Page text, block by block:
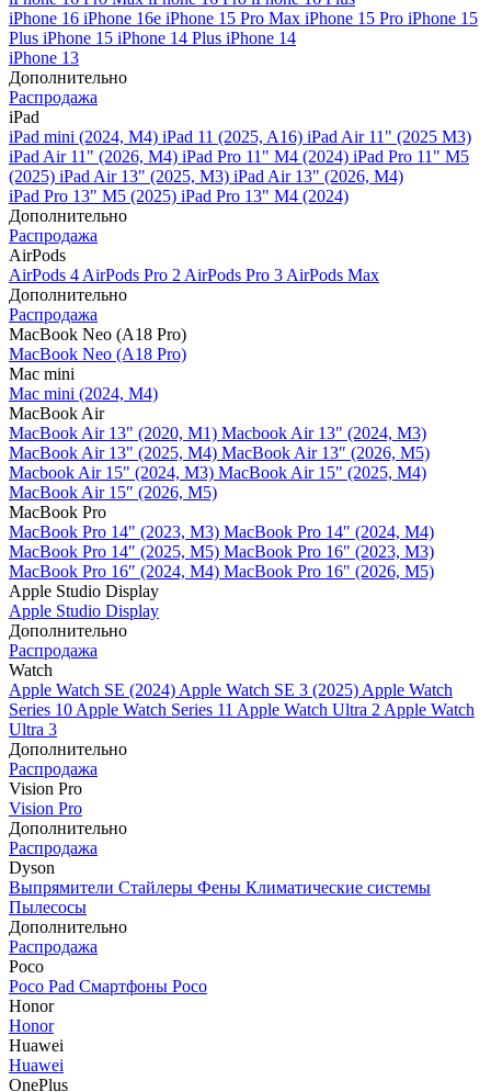
iPhone 16 iPhone 16e iPhone 15 Pro Max iPhone 15 Pro iPhone 15
Plus iPhone 15 iPhone 14 Plus iPhone 14
iPhone 13
Дополнительно
Распродажа
iPad
iPad mini (2024, M4) iPad 11 (2025, A16) iPad Air 11" (2025 M3)
iPad Air 11" (2026, M4) iPad Pro 11" M4 (2024) iPad Pro 11" M5
(2025) iPad Air 13" (2025, M3) iPad Air 13" (2026, M4)
iPad Pro 13" M5 (2025) iPad Pro 13" M4 (2024)
Дополнительно
Распродажа
AirPods
AirPods 4 AirPods Pro 2 AirPods Pro 3 AirPods Max
Дополнительно
Распродажа
MacBook Neo (A18 Pro)
MacBook Neo (A18 Pro)
Mac mini
Mac mini (2024, M4)
MacBook Air
MacBook Air 13" (2020, M1) Macbook Air 13" (2024, M3)
MacBook Air 13" (2025, M4) MacBook Air 13″ (2026, M5)
Macbook Air 15" (2024, M3) MacBook Air 15" (2025, M4)
MacBook Air 15″ (2026, M5)
MacBook Pro
MacBook Pro 14" (2023, M3) MacBook Pro 14″ (2024, M4)
MacBook Pro 14″ (2025, M5) MacBook Pro 16" (2023, M3)
MacBook Pro 16″ (2024, M4) MacBook Pro 16" (2026, M5)
Apple Studio Display
Apple Studio Display
Дополнительно
Распродажа
Watch
Apple Watch SE (2024) Apple Watch SE 3 (2025) Apple Watch
Series 10 Apple Watch Series 11 Apple Watch Ultra 2 Apple Watch
Ultra 3
Дополнительно
Распродажа
Vision Pro
Vision Pro
Дополнительно
Распродажа
Dyson
Выпрямители Стайлеры Фены Климатические системы
Пылесосы
Дополнительно
Распродажа
Poco
Poco Pad Смартфоны Poco
Honor
Honor
Huawei
Huawei
OnePlus